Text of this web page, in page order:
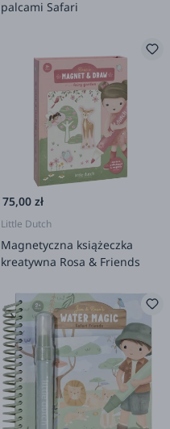
palcami Safari
75,00 zł
Little Dutch
Magnetyczna książeczka
kreatywna Rosa & Friends